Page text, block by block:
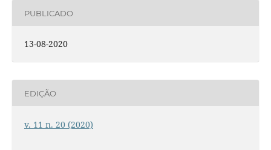
PUBLICADO
13-08-2020
EDIÇÃO
v. 11 n. 20 (2020)